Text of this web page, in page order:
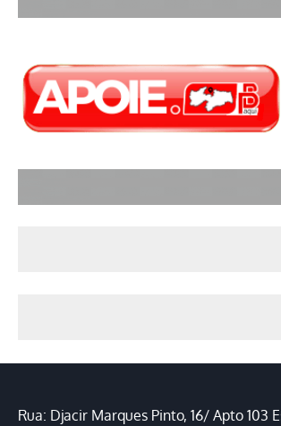
Rua: Djacir Marques Pinto, 16/ Apto 103